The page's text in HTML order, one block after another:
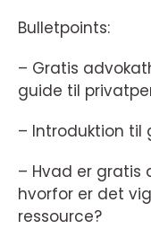
Bulletpoints:
– Gratis
guide til
– Introduktion
– Hvad er gratis
hvorfor er det
ressource?